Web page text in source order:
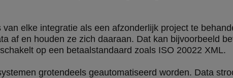
elke integratie als een afzonderlijk project te
af en houden ze zich daaraan. Dat kan bijvoorbeeld
op een betaalstandaard zoals ISO 20022 XML.
grotendeels geautomatiseerd worden. Data